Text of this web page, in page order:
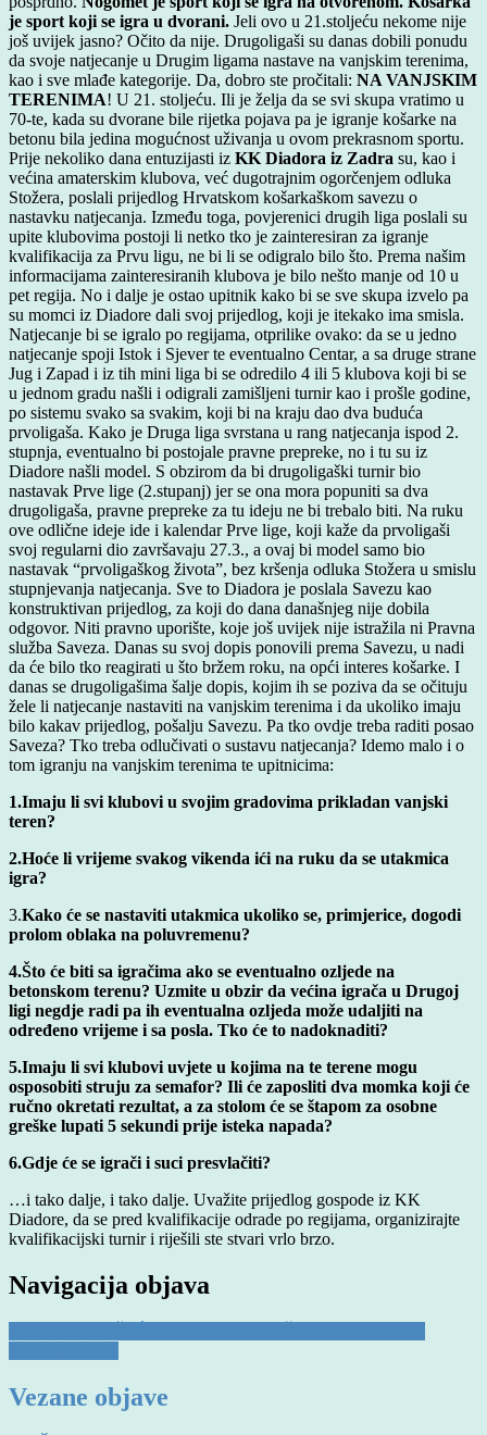
je sport koji se igra u dvorani. Jeli ovo u 21.stoljeću nekome nije
još uvijek jasno? Očito da nije. Drugoligaši su danas dobili ponudu
da svoje natjecanje u Drugim ligama nastave na vanjskim terenima,
kao i sve mlađe kategorije. Da, dobro ste pročitali: NA VANJSKIM
TERENIMA! U 21. stoljeću. Ili je želja da se svi skupa vratimo u
70-te, kada su dvorane bile rijetka pojava pa je igranje košarke na
betonu bila jedina mogućnost uživanja u ovom prekrasnom sportu.
Prije nekoliko dana entuzijasti iz KK Diadora iz Zadra su, kao i
većina amaterskim klubova, već dugotrajnim ogorčenjem odluka
Stožera, poslali prijedlog Hrvatskom košarkaškom savezu o
nastavku natjecanja. Između toga, povjerenici drugih liga poslali su
upite klubovima postoji li netko tko je zainteresiran za igranje
kvalifikacija za Prvu ligu, ne bi li se odigralo bilo što. Prema našim
informacijama zainteresiranih klubova je bilo nešto manje od 10 u
pet regija. No i dalje je ostao upitnik kako bi se sve skupa izvelo pa
su momci iz Diadore dali svoj prijedlog, koji je itekako ima smisla.
Natjecanje bi se igralo po regijama, otprilike ovako: da se u jedno
natjecanje spoji Istok i Sjever te eventualno Centar, a sa druge strane
Jug i Zapad i iz tih mini liga bi se odredilo 4 ili 5 klubova koji bi se
u jednom gradu našli i odigrali zamišljeni turnir kao i prošle godine,
po sistemu svako sa svakim, koji bi na kraju dao dva buduća
prvoligaša. Kako je Druga liga svrstana u rang natjecanja ispod 2.
stupnja, eventualno bi postojale pravne prepreke, no i tu su iz
Diadore našli model. S obzirom da bi drugoligaški turnir bio
nastavak Prve lige (2.stupanj) jer se ona mora popuniti sa dva
drugoligaša, pravne prepreke za tu ideju ne bi trebalo biti. Na ruku
ove odlične ideje ide i kalendar Prve lige, koji kaže da prvoligaši
svoj regularni dio završavaju 27.3., a ovaj bi model samo bio
nastavak “prvoligaškog života”, bez kršenja odluka Stožera u smislu
stupnjevanja natjecanja. Sve to Diadora je poslala Savezu kao
konstruktivan prijedlog, za koji do dana današnjeg nije dobila
odgovor. Niti pravno uporište, koje još uvijek nije istražila ni Pravna
služba Saveza. Danas su svoj dopis ponovili prema Savezu, u nadi
da će bilo tko reagirati u što bržem roku, na opći interes košarke. I
danas se drugoligašima šalje dopis, kojim ih se poziva da se očituju
žele li natjecanje nastaviti na vanjskim terenima i da ukoliko imaju
bilo kakav prijedlog, pošalju Savezu. Pa tko ovdje treba raditi posao
Saveza? Tko treba odlučivati o sustavu natjecanja? Idemo malo i o
tom igranju na vanjskim terenima te upitnicima:
1.Imaju li svi klubovi u svojim gradovima prikladan vanjski
teren?
2.Hoće li vrijeme svakog vikenda ići na ruku da se utakmica
igra?
3.Kako će se nastaviti utakmica ukoliko se, primjerice, dogodi
prolom oblaka na poluvremenu?
4.Što će biti sa igračima ako se eventualno ozljede na
betonskom terenu? Uzmite u obzir da većina igrača u Drugoj
ligi negdje radi pa ih eventualna ozljeda može udaljiti na
određeno vrijeme i sa posla. Tko će to nadoknaditi?
5.Imaju li svi klubovi uvjete u kojima na te terene mogu
osposobiti struju za semafor? Ili će zaposliti dva momka koji će
ručno okretati rezultat, a za stolom će se štapom za osobne
greške lupati 5 sekundi prije isteka napada?
6.Gdje će se igrači i suci presvlačiti?
…i tako dalje, i tako dalje. Uvažite prijedlog gospode iz KK
Diadore, da se pred kvalifikacije odrade po regijama, organizirajte
kvalifikacijski turnir i riješili ste stvari vrlo brzo.
Navigacija objava
Vezane objave